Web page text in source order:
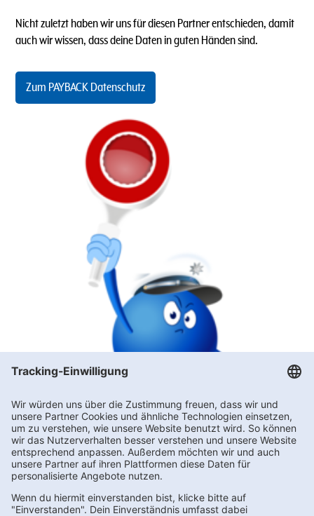
Nicht zuletzt haben wir uns für diesen Partner entschieden, damit
auch wir wissen, dass deine Daten in guten Händen sind.
Zum PAYBACK Datenschutz